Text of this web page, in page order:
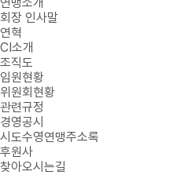
회장 인사말
연혁
CI소개
조직도
임원현황
위원회현황
관련규정
경영공시
시도수영연맹주소록
후원사
찾아오시는길